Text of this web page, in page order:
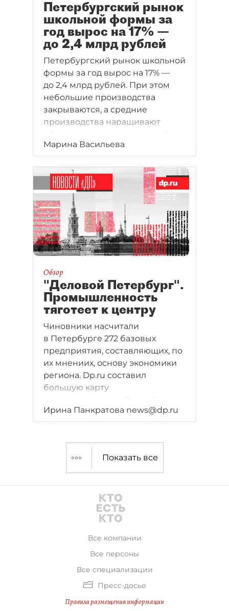
Петербургский рынок
школьной формы за
год вырос на 17% —
до 2,4 млрд рублей
Петербургский рынок школьной
формы за год вырос на 17% —
до 2,4 млрд рублей. При этом
небольшие производства
закрываются, а средние
производства наращивают
из главных проблем отрасли —
дефицит качественного и
недорогого сырья.
Марина Васильева
Обзор
"Деловой Петербург".
Промышленность
тяготеет к центру
Чиновники насчитали
в Петербурге 272 базовых
предприятия, составляющих, по
их мнениих, основу экономики
региона. Dp.ru составил
большую карту
поговорил с бизнесменами о
преимуществах и недостатках
Ирина Панкратова news@dp.ru
Показать все
Все компании
Все персоны
Все специализации
Пресс-досье
Правила размещения информации